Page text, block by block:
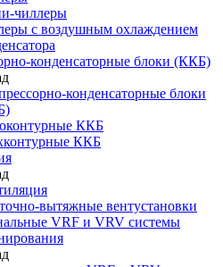
чиллеры
с воздушным охлаждением
конденсаторные блоки (ККБ)
конденсаторные блоки
ККБ
ККБ
вытяжные вентустановки
VRF и VRV системы